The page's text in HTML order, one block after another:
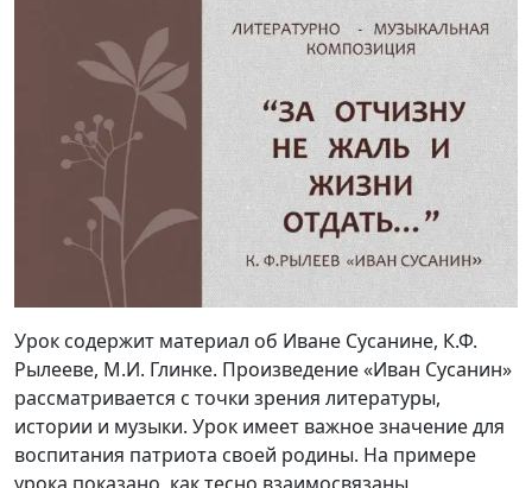
Урок содержит материал об Иване Сусанине, К.Ф.
Рылееве, М.И. Глинке. Произведение «Иван Сусанин»
рассматривается с точки зрения литературы,
истории и музыки. Урок имеет важное значение для
воспитания патриота своей родины. На примере